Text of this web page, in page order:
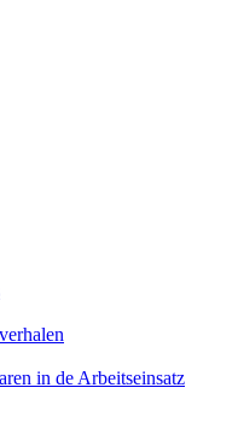
in de Arbeitseinsatz